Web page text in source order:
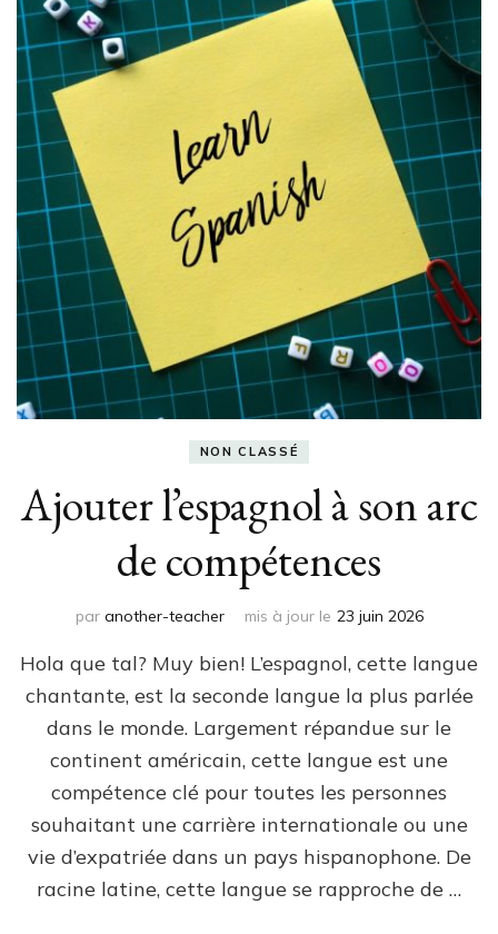
NON CLASSÉ
Ajouter l’espagnol à son arc
de compétences
par another-teacher mis à jour le 23 juin 2026
Hola que tal? Muy bien! L’espagnol, cette langue
chantante, est la seconde langue la plus parlée
dans le monde. Largement répandue sur le
continent américain, cette langue est une
compétence clé pour toutes les personnes
souhaitant une carrière internationale ou une
vie d’expatriée dans un pays hispanophone. De
racine latine, cette langue se rapproche de …